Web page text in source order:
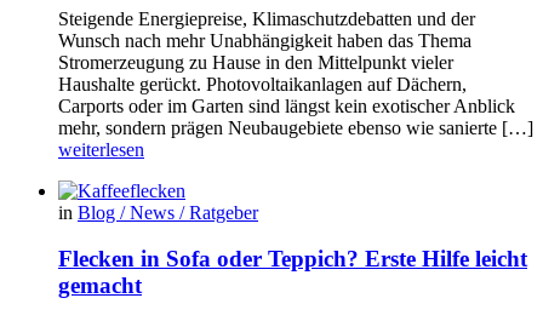
Steigende Energiepreise, Klimaschutzdebatten und der
Wunsch nach mehr Unabhängigkeit haben das Thema
Stromerzeugung zu Hause in den Mittelpunkt vieler
Haushalte gerückt. Photovoltaikanlagen auf Dächern,
Carports oder im Garten sind längst kein exotischer Anblick
mehr, sondern prägen Neubaugebiete ebenso wie sanierte […]
weiterlesen
in Blog / News / Ratgeber
Flecken in Sofa oder Teppich? Erste Hilfe leicht
gemacht